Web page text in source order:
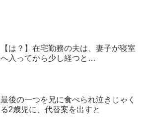
【は？】在宅勤務の夫は、妻子が寝室
へ入ってから少し経つと…
最後の一つを兄に食べられ泣きじゃく
る2歳児に、代替案を出すと